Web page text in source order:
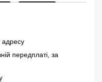
передплаті, за